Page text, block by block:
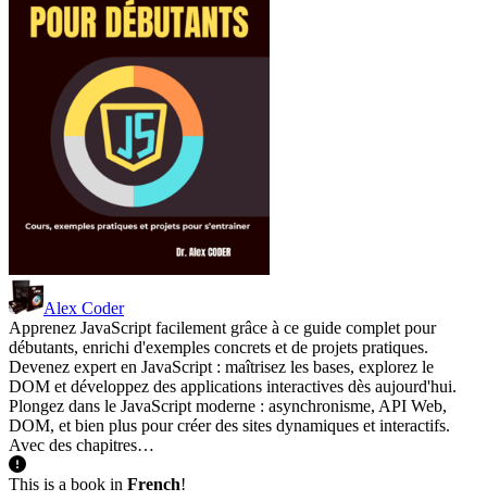
Alex Coder
Apprenez JavaScript facilement grâce à ce guide complet pour
débutants, enrichi d'exemples concrets et de projets pratiques.
Devenez expert en JavaScript : maîtrisez les bases, explorez le
DOM et développez des applications interactives dès aujourd'hui.
Plongez dans le JavaScript moderne : asynchronisme, API Web,
DOM, et bien plus pour créer des sites dynamiques et interactifs.
Avec des chapitres…
This is a book in French!